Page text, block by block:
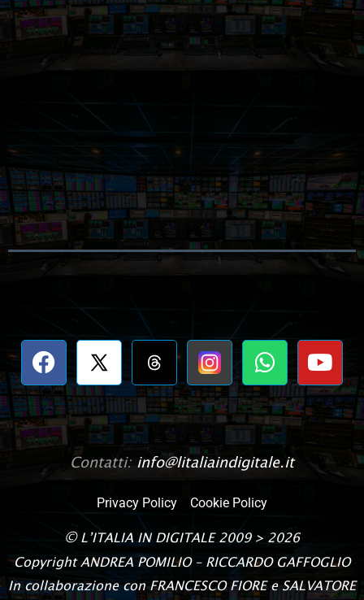
Contatti: info@litaliaindigitale.it
Privacy Policy Cookie Policy
© L’ITALIA IN DIGITALE2009 > 2026
Copyright ANDREA POMILIO – RICCARDO GAFFOGLIO
In collaborazione con FRANCESCO FIORE e SALVATORE